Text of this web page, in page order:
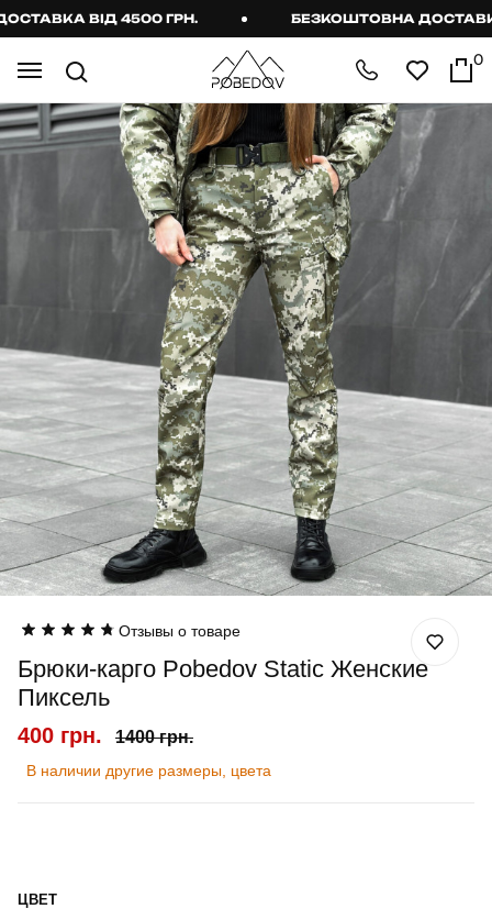
ВІД 4500 ГРН. БЕЗКОШТОВНА ДОСТАВКА
0
Отзывы о товаре
Брюки-карго Pobedov Static Женские
Пиксель
400 грн. 1400 грн.
В наличии другие размеры, цвета
ЦВЕТ